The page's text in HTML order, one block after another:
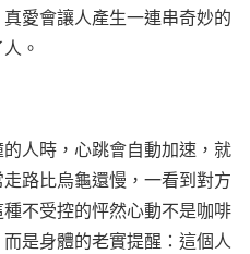
愛會讓人產生一連串奇妙的
。
人時，心跳會自動加速，就
路比烏龜還慢，一看到對方
不受控的怦然心動不是咖啡
是身體的老實提醒：這個人